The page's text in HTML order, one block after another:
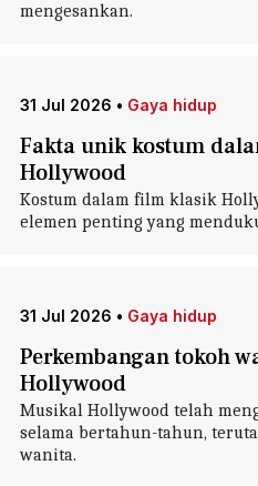
mengesankan.
31 Jul 2026 • Gaya hidup
Fakta unik kostum
Hollywood
Kostum dalam film klasik
elemen penting yang
31 Jul 2026 • Gaya hidup
Perkembangan tokoh
Hollywood
Musikal Hollywood telah
selama bertahun-tahun,
wanita.